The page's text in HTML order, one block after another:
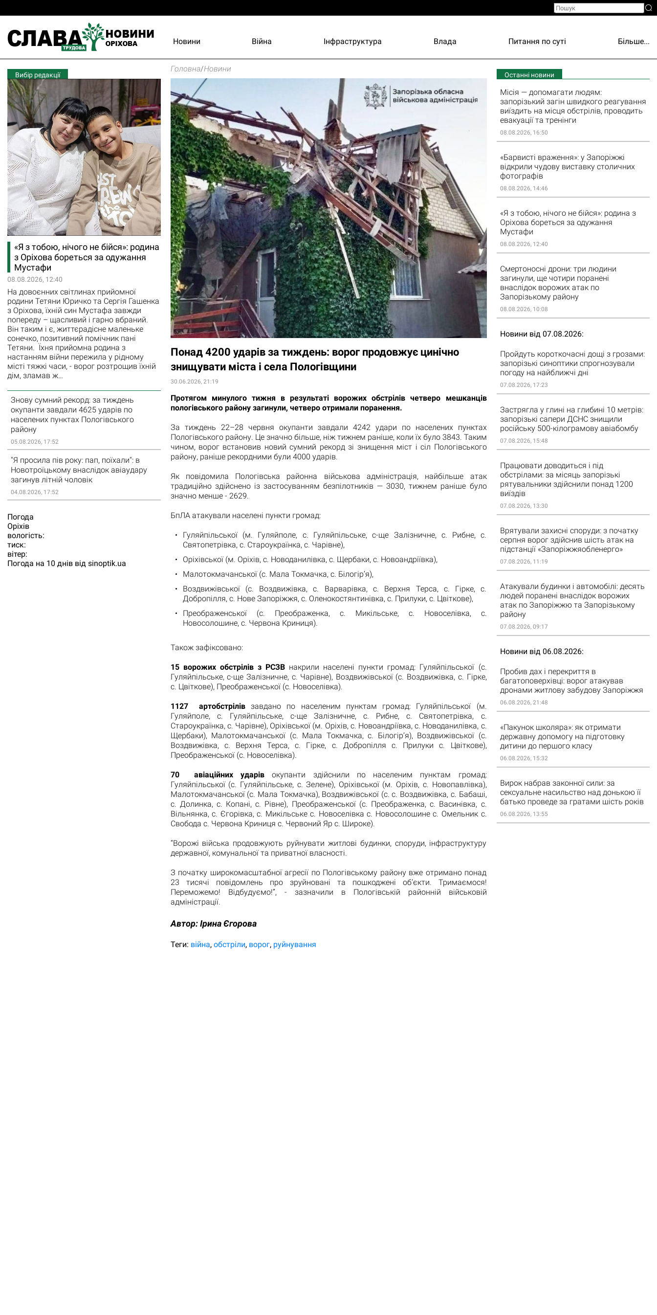
Новини Війна Інфраструктура Влада Питання по суті Більше...
Вибір редакції
«Я з тобою, нічого не бійся»: родина
з Оріхова бореться за одужання
Мустафи
08.08.2026, 12:40
На довоєнних світлинах прийомної
родини Тетяни Юричко та Сергія Гашенка
з Оріхова, їхній син Мустафа завжди
попереду – щасливий і гарно вбраний.
Він таким і є, життєрадісне маленьке
сонечко, позитивний помічник пані
Тетяни. Їхня прийомна родина з
настанням війни пережила у рідному
місті тяжкі часи, - ворог розтрощив їхній
дім, зламав ж…
Знову сумний рекорд: за тиждень
окупанти завдали 4625 ударів по
населених пунктах Пологівського
району
05.08.2026, 17:52
"Я просила пів року: пап, поїхали": в
Новотроїцькому внаслідок авіаудару
загинув літній чоловік
04.08.2026, 17:52
Погода
Орiхiв
вологість:
тиск:
вітер:
Погода на 10 днів від sinoptik.ua
Головна/Новини
Понад 4200 ударів за тиждень: ворог продовжує цинічно
знищувати міста і села Пологівщини
30.06.2026, 21:19
Протягом минулого тижня в результаті ворожих обстрілів четверо мешканців
пологівського району загинули, четверо отримали поранення.
За тиждень 22–28 червня окупанти завдали 4242 удари по населених пунктах
Пологівського району. Це значно більше, ніж тижнем раніше, коли їх було 3843. Таким
чином, ворог встановив новий сумний рекорд зі знищення міст і сіл Пологівського
району, раніше рекордними були 4000 ударів.
Як повідомила Пологівська районна військова адміністрація, найбільше атак
традиційно здійснено із застосуванням безпілотників — 3030, тижнем раніше було
значно менше - 2629.
БпЛА атакували населені пункти громад:
Гуляйпільської (м. Гуляйполе, с. Гуляйпільське, с-ще Залізничне, с. Рибне, с.
Святопетрівка, с. Староукраїнка, с. Чарівне),
Оріхівської (м. Оріхів, с. Новоданилівка, с. Щербаки, с. Новоандріївка),
Малотокмачанської (с. Мала Токмачка, с. Білогір’я),
Воздвижівської (с. Воздвижівка, с. Варварівка, с. Верхня Терса, с. Гірке, с.
Добропілля, с. Нове Запоріжжя, с. Оленокостянтинівка, с. Прилуки, с. Цвіткове),
Преображенської (с. Преображенка, с. Микільське, с. Новоселівка, с.
Новосолошине, с. Червона Криниця).
Також зафіксовано:
15 ворожих обстрілів з РСЗВнакрили населені пункти громад: Гуляйпільської (с.
Гуляйпільське, с-ще Залізничне, с. Чарівне), Воздвижівської (с. Воздвижівка, с. Гірке,
с. Цвіткове), Преображенської (с. Новоселівка).
1127 артобстрілівзавдано по населеним пунктам громад: Гуляйпільської (м.
Гуляйполе, с. Гуляйпільське, с-ще Залізничне, с. Рибне, с. Святопетрівка, с.
Староукраїнка, с. Чарівне), Оріхівської (м. Оріхів, с. Новоандріївка, с. Новоданилівка, с.
Щербаки), Малотокмачанської (с. Мала Токмачка, с. Білогір’я), Воздвижівської (с.
Воздвижівка, с. Верхня Терса, с. Гірке, с. Добропілля с. Прилуки с. Цвіткове),
Преображенської (с. Новоселівка).
70 авіаційних ударівокупанти здійснили по населеним пунктам громад:
Гуляйпільської (с. Гуляйпільське, с. Зелене), Оріхівської (м. Оріхів, с. Новопавлівка),
Малотокмачанської (с. Мала Токмачка), Воздвижівської (с. с. Воздвижівка, с. Бабаші,
с. Долинка, с. Копані, с. Рівне), Преображенської (с. Преображенка, с. Васинівка, с.
Вільнянка, с. Єгорівка, с. Микільське с. Новоселівка с. Новосолошине с. Омельник с.
Свобода с. Червона Криниця с. Червоний Яр с. Широке).
“Ворожі війська продовжують руйнувати житлові будинки, споруди, інфраструктуру
державної, комунальної та приватної власності.
З початку широкомасштабної агресії по Пологівському району вже отримано понад
23 тисячі повідомлень про зруйновані та пошкоджені об’єкти. Тримаємося!
Переможемо! Відбудуємо!”, - зазначили в Пологівській районній військовій
адміністрації.
Автор:Ірина Єгорова
Теги: війна обстріли ворог руйнування
Останні новини
Місія — допомагати людям:
запорізький загін швидкого реагування
виїздить на місця обстрілів, проводить
евакуації та тренінги
08.08.2026, 16:50
«Барвисті враження»: у Запоріжжі
відкрили чудову виставку столичних
фотографів
08.08.2026, 14:46
«Я з тобою, нічого не бійся»: родина з
Оріхова бореться за одужання
Мустафи
08.08.2026, 12:40
Смертоносні дрони: три людини
загинули, ще чотири поранені
внаслідок ворожих атак по
Запорізькому району
08.08.2026, 10:08
Новини від 07.08.2026
Пройдуть короткочасні дощі з грозами:
запорізькі синоптики спрогнозували
погоду на найближчі дні
07.08.2026, 17:23
Застрягла у глині на глибині 10 метрів:
запорізькі сапери ДСНС знищили
російську 500-кілограмову авіабомбу
07.08.2026, 15:48
Працювати доводиться і під
обстрілами: за місяць запорізькі
рятувальники здійснили понад 1200
виїздів
07.08.2026, 13:30
Врятували захисні споруди: з початку
серпня ворог здійснив шість атак на
підстанції «Запоріжжяобленерго»
07.08.2026, 11:19
Атакували будинки і автомобілі: десять
людей поранені внаслідок ворожих
атак по Запоріжжю та Запорізькому
району
07.08.2026, 09:17
Новини від 06.08.2026
Пробив дах і перекриття в
багатоповерхівці: ворог атакував
дронами житлову забудову Запоріжжя
06.08.2026, 21:48
«Пакунок школяра»: як отримати
державну допомогу на підготовку
дитини до першого класу
06.08.2026, 15:32
Вирок набрав законної сили: за
сексуальне насильство над донькою її
батько проведе за гратами шість років
06.08.2026, 13:55